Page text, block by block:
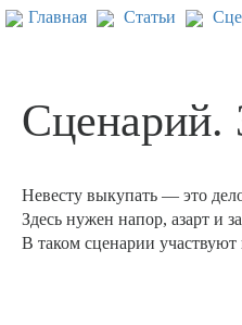
Главная Статьи
Сценарий.
Невесту выкупать — это
Здесь нужен напор, азарт и
В таком сценарии